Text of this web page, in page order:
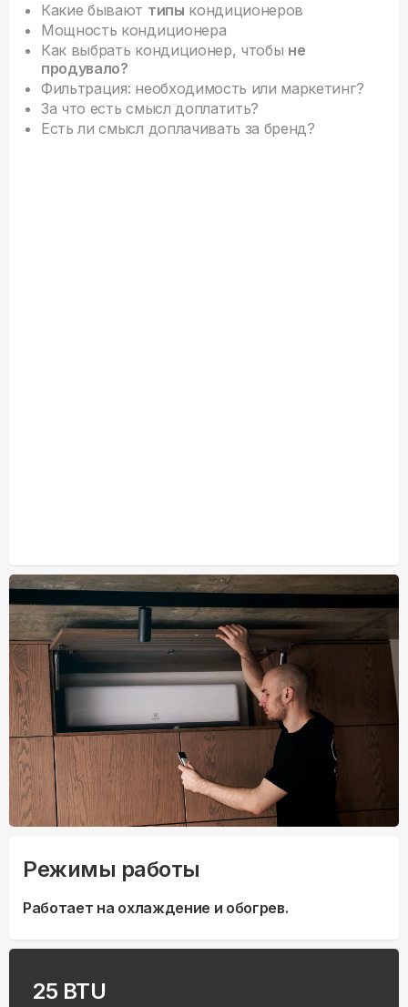
Какие бывают типы кондиционеров
Мощность кондиционера
Как выбрать кондиционер, чтобы не
продувало?
Фильтрация: необходимость или маркетинг?
За что есть смысл доплатить?
Есть ли смысл доплачивать за бренд?
Режимы работы
Работает на охлаждение и обогрев.
25 BTU